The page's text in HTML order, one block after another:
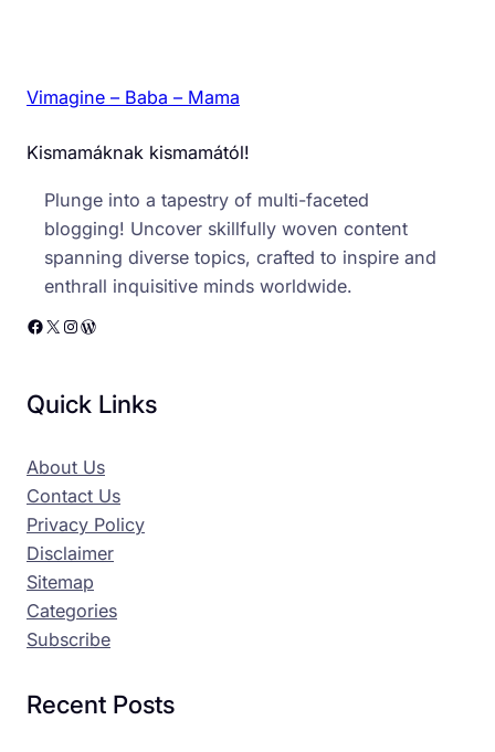
Vimagine – Baba – Mama
Kismamáknak kismamától!
Plunge into a tapestry of multi-faceted
blogging! Uncover skillfully woven content
spanning diverse topics, crafted to inspire and
enthrall inquisitive minds worldwide.
Facebook X Instagram WordPress
Quick Links
About Us
Contact Us
Privacy Policy
Disclaimer
Sitemap
Categories
Subscribe
Recent Posts